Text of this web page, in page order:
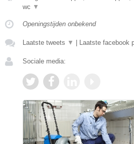
wc ▼
Openingstijden onbekend
Laatste tweets ▼ Laatste facebook
Sociale media: